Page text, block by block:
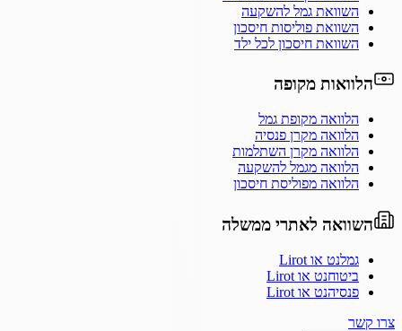
השוואת גמל להשקעה
השוואת פוליסות חיסכון
השוואת חיסכון לכל ילד
הלוואות מקופה
הלוואה מקופת גמל
הלוואה מקרן פנסיה
הלוואה מקרן השתלמות
הלוואה מגמל להשקעה
הלוואה מפוליסת חיסכון
השוואה לאתרי ממשלה
גמלנט או Lirot
ביטוחנט או Lirot
פנסיהנט או Lirot
צרו קשר